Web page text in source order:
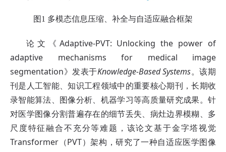
图1 多模态信息压缩、补全与自适应融合框架
论文《Adaptive-PVT: Unlocking the power of
adaptive mechanisms for medical image
segmentation》发表于Knowledge-Based Systems。该期
刊是人工智能、知识工程领域中的重要核心期刊，长期收
录智能算法、图像分析、机器学习等高质量研究成果。针
对医学图像分割普遍存在的细节丢失、病灶边界模糊、多
尺度特征融合不充分等难题，该论文基于金字塔视觉
Transformer（PVT）架构，研究了一种自适应医学图像